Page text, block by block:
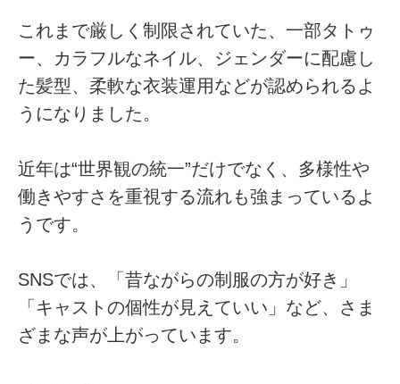
これまで厳しく制限されていた、一部タトゥ
ー、カラフルなネイル、ジェンダーに配慮し
た髪型、柔軟な衣装運用などが認められるよ
うになりました。
近年は“世界観の統一”だけでなく、多様性や
働きやすさを重視する流れも強まっているよ
うです。
SNSでは、「昔ながらの制服の方が好き」
「キャストの個性が見えていい」など、さま
ざまな声が上がっています。